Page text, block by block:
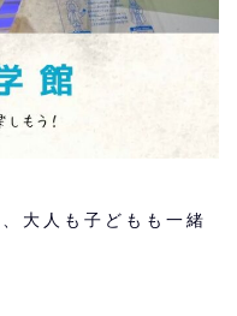
大人も子どもも一緒